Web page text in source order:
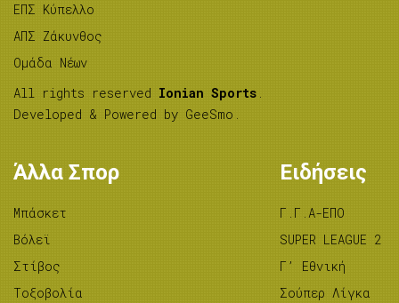
ΕΠΣ Κύπελλο
ΑΠΣ Ζάκυνθος
Ομάδα Νέων
All rights reserved Ionian Sports .
Developed & Powered by GeeSmo .
Άλλα Σπορ
Μπάσκετ
Βόλεϊ
Στίβος
Tοξοβολία
Ειδήσεις
Γ.Γ.Α-ΕΠΟ
SUPER LEAGUE 2
Γ’ Εθνική
Σούπερ Λίγκα